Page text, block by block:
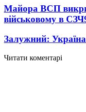
Майора ВСП
військовому в СЗЧ
Залужний:
Читати коментарі